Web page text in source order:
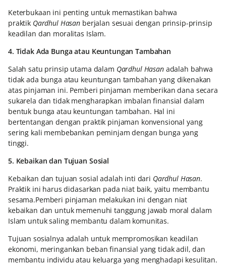
Keterbukaan ini penting untuk memastikan bahwa
praktik Qardhul Hasan berjalan sesuai dengan prinsip-prinsip
keadilan dan moralitas Islam.
4. Tidak Ada Bunga atau Keuntungan Tambahan
Salah satu prinsip utama dalam Qardhul Hasanadalah bahwa
tidak ada bunga atau keuntungan tambahan yang dikenakan
atas pinjaman ini. Pemberi pinjaman memberikan dana secara
sukarela dan tidak mengharapkan imbalan finansial dalam
bentuk bunga atau keuntungan tambahan. Hal ini
bertentangan dengan praktik pinjaman konvensional yang
sering kali membebankan peminjam dengan bunga yang
tinggi.
5. Kebaikan dan Tujuan Sosial
Kebaikan dan tujuan sosial adalah inti dari Qardhul Hasan.
Praktik ini harus didasarkan pada niat baik, yaitu membantu
sesama.Pemberi pinjaman melakukan ini dengan niat
kebaikan dan untuk memenuhi tanggung jawab moral dalam
Islam untuk saling membantu dalam komunitas.
Tujuan sosialnya adalah untuk mempromosikan keadilan
ekonomi, meringankan beban finansial yang tidak adil, dan
membantu individu atau keluarga yang menghadapi kesulitan.